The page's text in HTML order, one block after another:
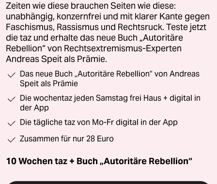
Zeiten wie diese brauchen Seiten wie diese:
unabhängig, konzernfrei und mit klarer Kante gegen
Faschismus, Rassismus und Rechtsruck. Teste jetzt
die taz und erhalte das neue Buch „Autoritäre
Rebellion“ von Rechtsextremismus-Experten
Andreas Speit als Prämie.
Das neue Buch „Autoritäre Rebellion“ von Andreas
Speit als Prämie
Die wochentaz jeden Samstag frei Haus + digital in
der App
Die tägliche taz von Mo-Fr digital in der App
Zusammen für nur 28 Euro
10 Wochen taz + Buch „Autoritäre Rebellion“